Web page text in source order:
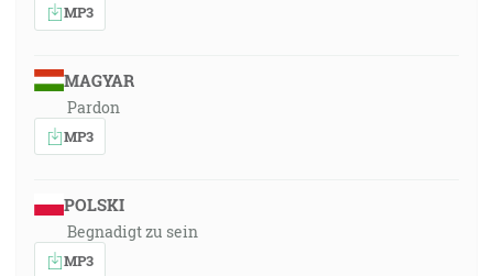
MP3
MAGYAR
Pardon
MP3
POLSKI
Begnadigt zu sein
MP3